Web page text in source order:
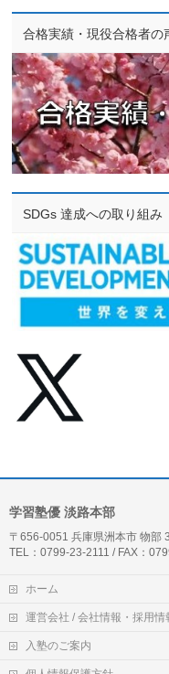
合格実績・現役合格者の
SDGs 達成への取り組み
学習塾優 淡路本部
〒656-0051 兵庫県洲本市 物部
TEL：0799-23-2111 / FAX：
ホーム
運営会社 / 会社情報・採用情
入塾のご案内